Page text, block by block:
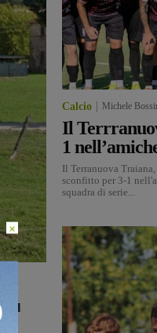
il
Calcio Michele
Il
1
Il Terranuova
sconfitto per 3-1
squadra di serie...
×